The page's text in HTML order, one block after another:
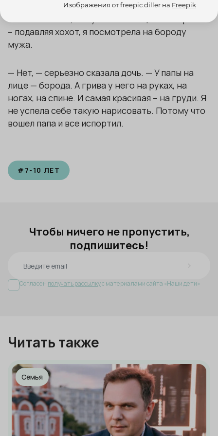
— Ты считаешь, что у папы на лице тоже грива?
– подавляя хохот, я посмотрела на бороду
мужа.
— Нет, — серьезно сказала дочь. — У папы на
лице — борода. А грива у него на руках, на
ногах, на спине. И самая красивая – на груди. Я
не успела себе такую нарисовать. Потому что
вошел папа и все испортил.
# 7-10 ЛЕТ
Чтобы ничего не пропустить,
подпишитесь!
Согласен получать рассылкус материалами сайта «Наши дети»
Читать также
Семья
Изображения от freepic.diller на Freepik